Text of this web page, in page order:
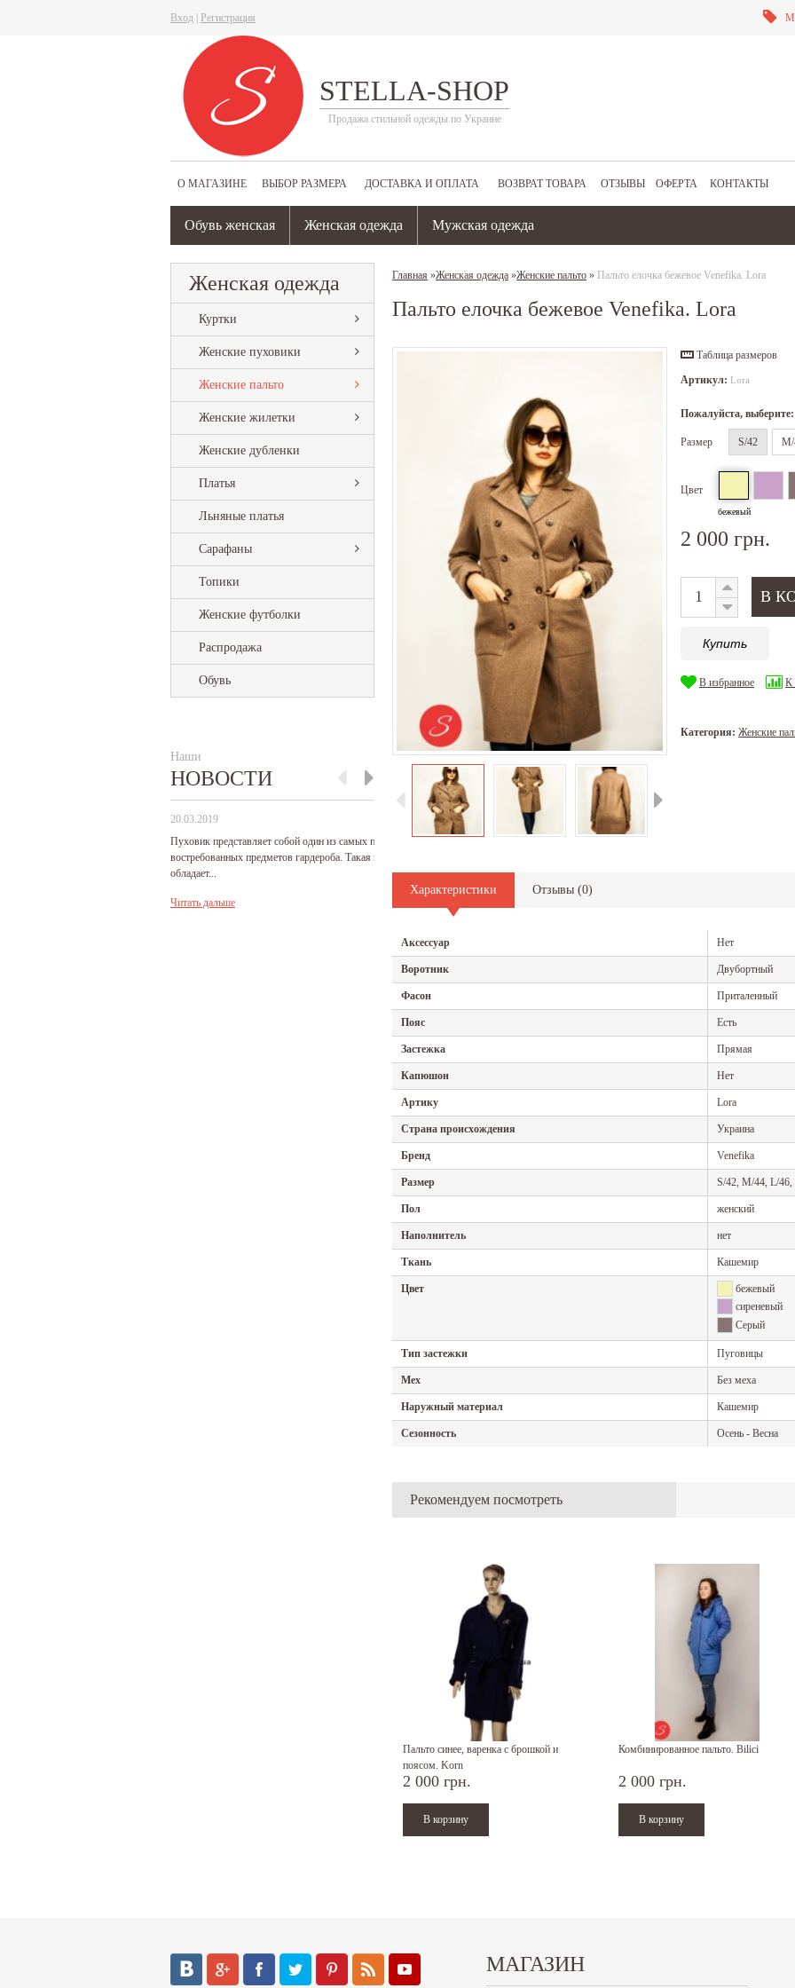
Вход Регистрация
STELLA-SHOP
Продажа стильной одежды по Украине
О МАГАЗИНЕ ВЫБОР РАЗМЕРА ДОСТАВКА И ОПЛАТА ВОЗВРАТ ТОВАРА ОТЗЫВЫ ОФЕРТА КОНТАКТЫ
Обувь женская Женская одежда Мужская одежда
Женская одежда
Куртки
Женские пуховики
Женские пальто
Женские жилетки
Женские дубленки
Платья
Льняные платья
Сарафаны
Топики
Женские футболки
Распродажа
Обувь
Наши
НОВОСТИ
20.03.2019
Пуховик представляет собой один из самых популярных и
востребованных предметов гардероба. Такая верхняя одежда
обладает...
Читать дальше
13.02.2019
Читать дальше
Главная »Женская одежда »Женские пальто » Пальто елочка бежевое Venefika. Lora
Пальто елочка бежевое Venefika. Lora
Таблица размеров
Артикул: Lora
Пожалуйста, выберите:
Размер S/42
Цвет
бежевый
2 000 грн.
Купить
В избранное К
Категория: Женские
Характеристики Отзывы (0)
Аксессуар Нет
Воротник Двубортный
Фасон Приталенный
Пояс Есть
Застежка Прямая
Капюшон Нет
Артику Lora
Страна происхождения Украина
Бренд Venefika
Размер S/42, M/44, L/
Пол женский
Наполнитель нет
Ткань Кашемир
Цвет
бежевый
сиреневый
Серый
Тип застежки Пуговицы
Мех Без меха
Наружный материал Кашемир
Сезонность Осень - Весна
Рекомендуем посмотреть
Пальто синее, варенка с брошкой и
поясом. Korn
2 000 грн.
Комбинированное пальто. Bilici
2 000 грн.
МАГАЗИН